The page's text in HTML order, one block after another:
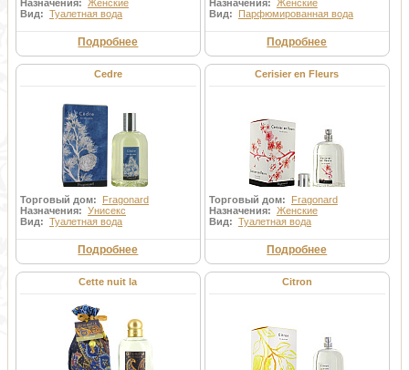
Назначения: Женские
Вид: Туалетная вода
Подробнее
Назначения: Женские
Вид: Парфюмированная вода
Подробнее
Cedre
Торговый дом: Fragonard
Назначения: Унисекс
Вид: Туалетная вода
Подробнее
Cerisier en Fleurs
Торговый дом: Fragonard
Назначения: Женские
Вид: Туалетная вода
Подробнее
Cette nuit la Citron